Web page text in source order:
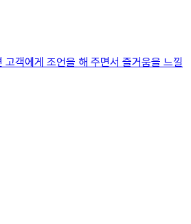
객에게 조언을 해 주면서 즐거움을 느낄